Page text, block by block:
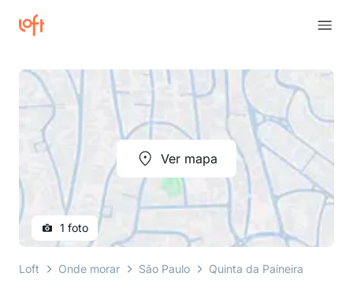
Ver mapa
1 foto
Loft Onde morar São Paulo Quinta da Paineira